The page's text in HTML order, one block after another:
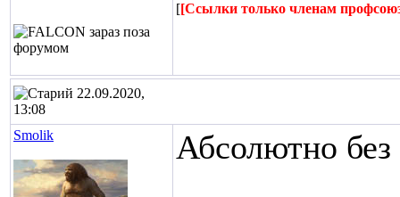
[[Ссылки только членам
22.09.2020,
13:08
Smolik
Абсолютно без